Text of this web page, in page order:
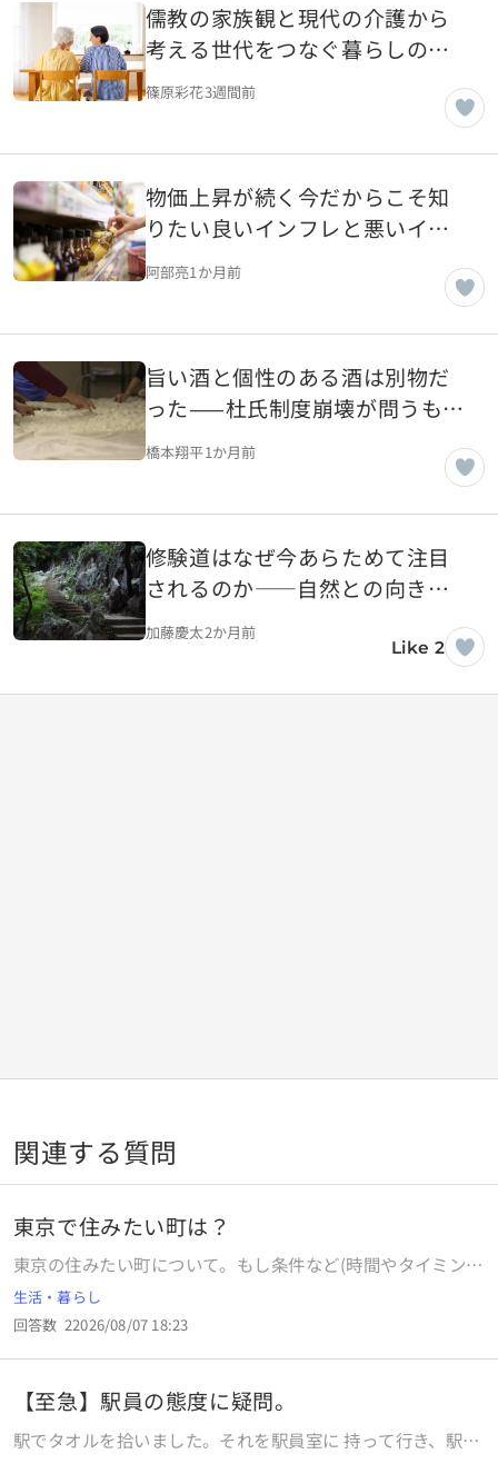
儒教の家族観と現代の介護から
考える世代をつなぐ暮らしのあ
り方を考える
篠原彩花3週間前
物価上昇が続く今だからこそ知
りたい良いインフレと悪いイン
フレの違い
阿部亮1か月前
旨い酒と個性のある酒は別物だ
った——杜氏制度崩壊が問うもの
とは
橋本翔平1か月前
修験道はなぜ今あらためて注目
されるのか――自然との向き合
い方を問い直す日本の知恵
加藤慶太2か月前
Like 2
関連する質問
東京で住みたい町は？
東京の住みたい町について。もし条件など(時間やタイミン
グ、金銭面など)が揃っているという前提で、一番引っ越して
住みたい東京の町はどこですか？そしてその理由は？ 差し支
えなければ、今住んでいる場所も教えてください(こちらは任
意で)
生活・暮らし
回答数 22026/08/07 18:23
【至急】駅員の態度に疑問。
駅でタオルを拾いました。それを駅員室に 持って行き、駅員